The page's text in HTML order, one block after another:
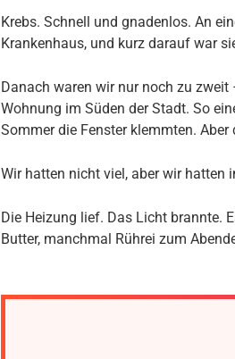
Krebs. Schnell und gnadenlos. An
Krankenhaus, und kurz darauf war
Danach waren wir nur noch zu
Wohnung im Süden der Stadt. So
Sommer die Fenster klemmten.
Wir hatten nicht viel, aber wir hatten
Die Heizung lief. Das Licht brannte.
Butter, manchmal Rührei zum